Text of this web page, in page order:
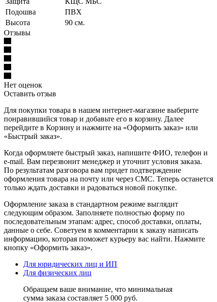
Подошва
ПВХ
Высота
90 см.
Отзывы
Нет оценок
Оставить отзыв
Для покупки товара в нашем интернет-магазине выберите
понравившийся товар и добавьте его в корзину. Далее
перейдите в Корзину и нажмите на «Оформить заказ» или
«Быстрый заказ».
Когда оформляете быстрый заказ, напишите ФИО, телефон и
e-mail. Вам перезвонит менеджер и уточнит условия заказа.
По результатам разговора вам придет подтверждение
оформления товара на почту или через СМС. Теперь останется
только ждать доставки и радоваться новой покупке.
Оформление заказа в стандартном режиме выглядит
следующим образом. Заполняете полностью форму по
последовательным этапам: адрес, способ доставки, оплаты,
данные о себе. Советуем в комментарии к заказу написать
информацию, которая поможет курьеру вас найти. Нажмите
кнопку «Оформить заказ».
Для юридических лиц и ИП
Для физических лиц
Обращаем ваше внимание, что минимальная
сумма заказа составляет 5 000 руб.